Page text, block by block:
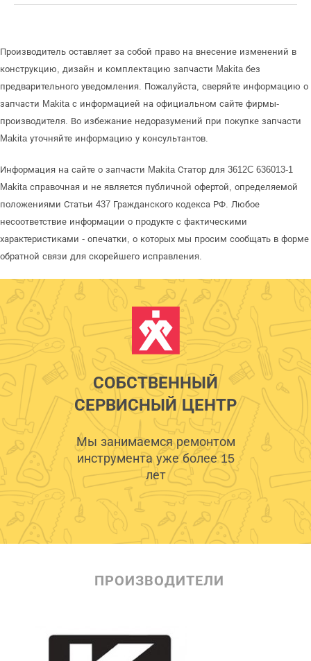
Производитель оставляет за собой право на внесение изменений в
конструкцию, дизайн и комплектацию запчасти Makita без
предварительного уведомления. Пожалуйста, сверяйте информацию о
запчасти Makita с информацией на официальном сайте фирмы-
производителя. Во избежание недоразумений при покупке запчасти
Makita уточняйте информацию у консультантов.
Информация на сайте о запчасти Makita Статор для 3612C 636013-1
Makita справочная и не является публичной офертой, определяемой
положениями Статьи 437 Гражданского кодекса РФ. Любое
несоответствие информации о продукте с фактическими
характеристиками - опечатки, о которых мы просим сообщать в форме
обратной связи для скорейшего исправления.
СОБСТВЕННЫЙ
СЕРВИСНЫЙ ЦЕНТР
Мы занимаемся ремонтом
инструмента уже более 15
лет
ПРОИЗВОДИТЕЛИ